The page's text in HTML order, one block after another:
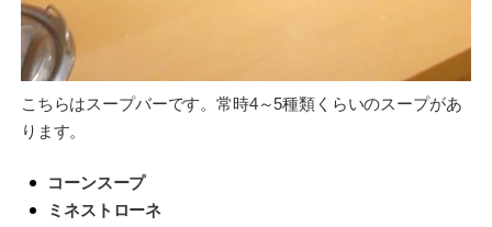
こちらはスープバーです。常時4～5種類くらいのスープがあ
ります。
コーンスープ
ミネストローネ